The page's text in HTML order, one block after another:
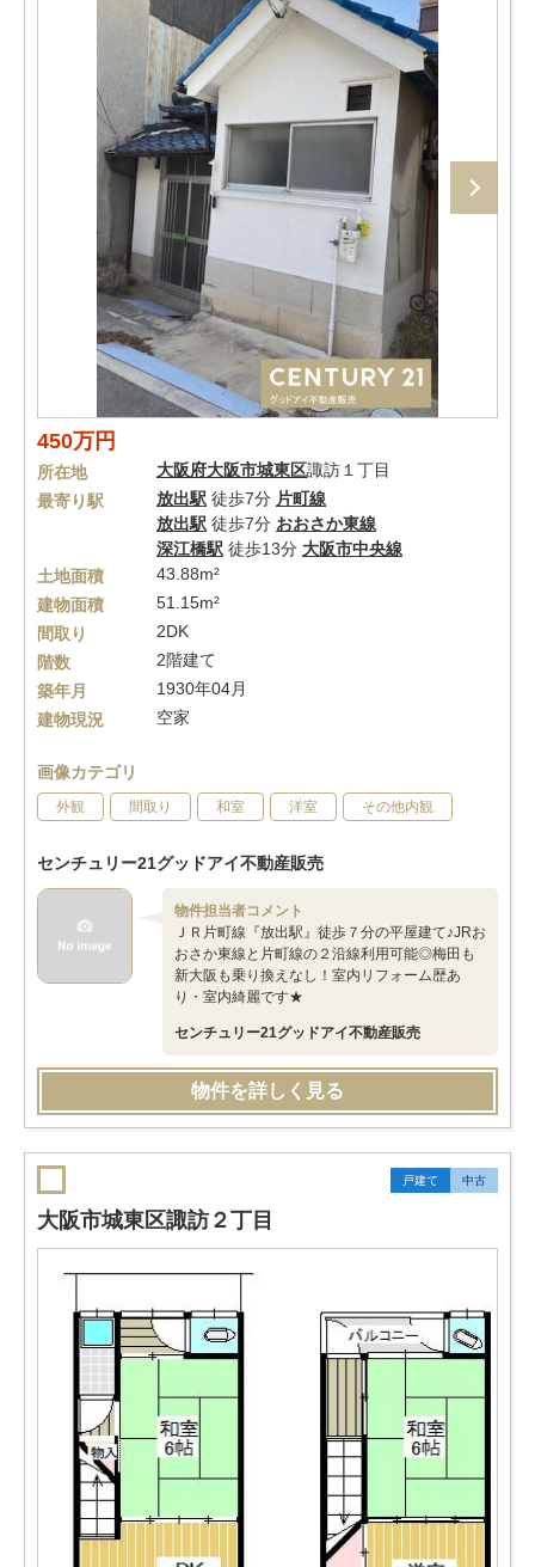
450万円
所在地 大阪府大阪市城東区諏訪１丁目
最寄り駅
放出駅 徒歩7分 片町線
放出駅 徒歩7分 おおさか東線
深江橋駅 徒歩13分 大阪市中央線
土地面積
43.88m²
建物面積
51.15m²
間取り
2DK
階数
2階建て
築年月
1930年04月
建物現況
空家
画像カテゴリ
外観 間取り 和室 洋室 その他内観
センチュリー21グッドアイ不動産販売
物件担当者コメント
ＪＲ片町線『放出駅』徒歩７分の平屋建て♪JRお
おさか東線と片町線の２沿線利用可能◎梅田も
新大阪も乗り換えなし！室内リフォーム歴あ
り・室内綺麗です★
センチュリー21グッドアイ不動産販売
物件を詳しく見る
戸建て 中古
大阪市城東区諏訪２丁目